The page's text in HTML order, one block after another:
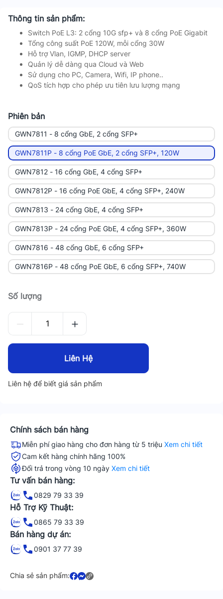
Thông tin sản phẩm:
Switch PoE L3: 2 cổng 10G sfp+ và 8 cổng PoE Gigabit
Tổng công suất PoE 120W, mỗi cổng 30W
Hỗ trợ Vlan, IGMP, DHCP server
Quản lý dễ dàng qua Cloud và Web
Sử dụng cho PC, Camera, Wifi, IP phone..
QoS tích hợp cho phép ưu tiên lưu lượng mạng
Phiên bản
GWN7811 - 8 cổng GbE, 2 cổng SFP+
GWN7811P - 8 cổng PoE GbE, 2 cổng SFP+, 120W
GWN7812 - 16 cổng GbE, 4 cổng SFP+
GWN7812P - 16 cổng PoE GbE, 4 cổng SFP+, 240W
GWN7813 - 24 cổng GbE, 4 cổng SFP+
GWN7813P - 24 cổng PoE GbE, 4 cổng SFP+, 360W
GWN7816 - 48 cổng GbE, 6 cổng SFP+
GWN7816P - 48 cổng PoE GbE, 6 cổng SFP+, 740W
Số lượng
Liên Hệ
Liên hệ để biết giá sản phẩm
Chính sách bán hàng
Miễn phí giao hàng cho đơn hàng từ 5 triệu Xem chi tiết
Cam kết hàng chính hãng 100%
Đổi trả trong vòng 10 ngày Xem chi tiết
Tư vấn bán hàng:
0829 79 33 39
Hỗ Trợ Kỹ Thuật:
0865 79 33 39
Bán hàng dự án:
0901 37 77 39
Chia sẻ sản phẩm: